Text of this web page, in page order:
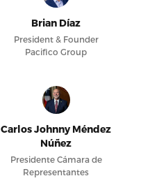
Brian Díaz
President & Founder
Pacifico Group
Carlos Johnny Méndez
Núñez
Presidente Cámara de
Representantes